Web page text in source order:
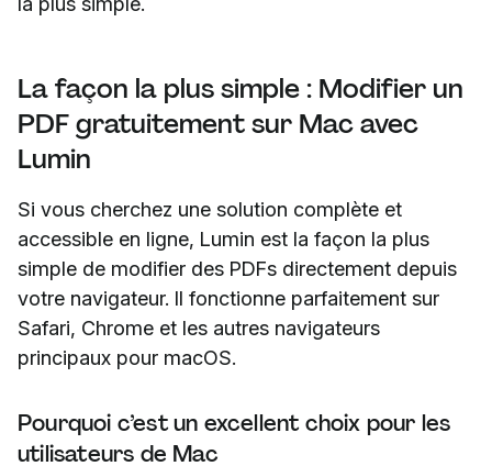
La façon la plus simple : Modifier un
PDF gratuitement sur Mac avec
Lumin
Si vous cherchez une solution complète et
accessible en ligne, Lumin est la façon la plus
simple de modifier des PDFs directement depuis
votre navigateur. Il fonctionne parfaitement sur
Safari, Chrome et les autres navigateurs
principaux pour macOS.
Pourquoi c’est un excellent choix pour les
utilisateurs de Mac